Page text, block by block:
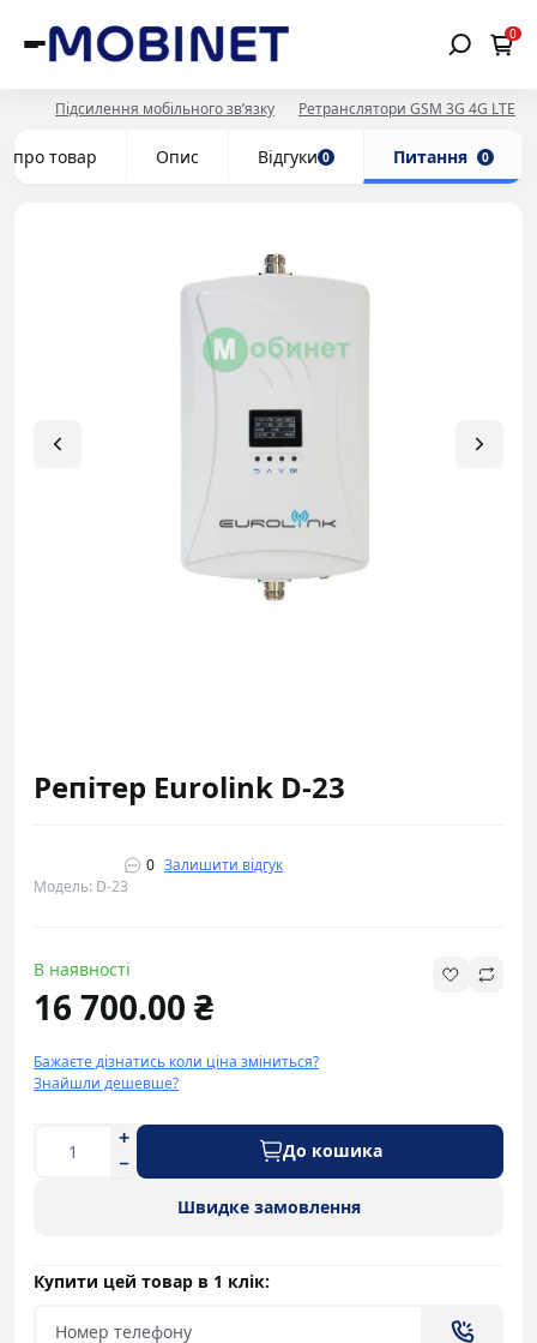
0
Підсилення мобільного зв’язку Ретранслятори GSM 3G 4G LTE
про товар Опис Відгуки 0 Питання 0
Репітер Eurolink D-23
0 Залишити відгук
Модель: D-23
В наявності
16 700.00 ₴
Бажаєте дізнатись коли ціна зміниться?
Знайшли дешевше?
До кошика
Швидке замовлення
Купити цей товар в 1 клік: